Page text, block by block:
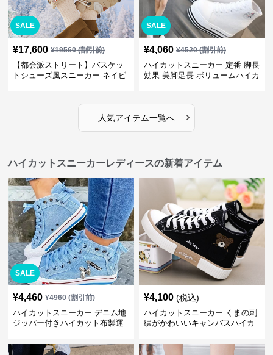
SALE
¥17,600 ¥19560(割引前)
【都会派ストリート】バスケッ
トシューズ風スニーカー ネイビ
SALE
¥4,060 ¥4520(割引前)
ハイカットスニーカー 定番 脚長
効果 美脚足長 ボリュームハイカ
かわいい
人気アイテム一覧へ ›
ハイカットスニーカーレディースの新着アイテム
SALE
¥4,460 ¥4960(割引前)
ハイカットスニーカー デニム地
ジッパー付きハイカット布製運
¥4,100 (税込)
ハイカットスニーカー くまの刺
繍がかわいいキャンバスハイカ